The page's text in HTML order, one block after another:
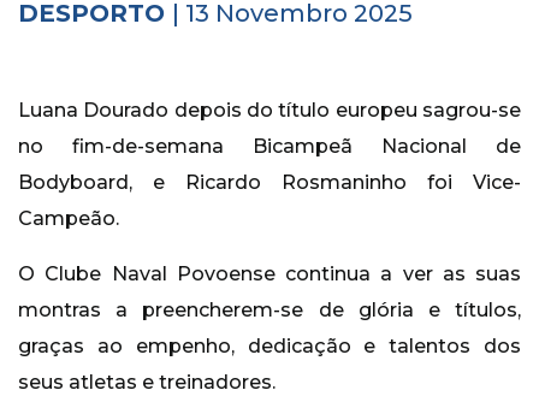
DESPORTO | 13 Novembro 2025
Luana Dourado depois do título europeu sagrou-se
no fim-de-semana Bicampeã Nacional de
Bodyboard, e Ricardo Rosmaninho foi Vice-
Campeão.
O Clube Naval Povoense continua a ver as suas
montras a preencherem-se de glória e títulos,
graças ao empenho, dedicação e talentos dos
seus atletas e treinadores.